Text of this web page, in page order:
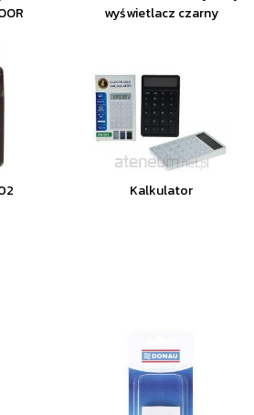
wyświetlacz czarny
Kalkulator